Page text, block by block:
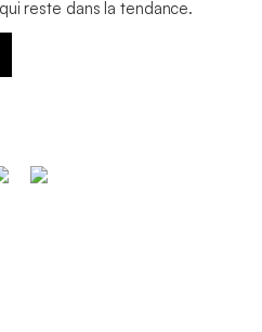
reste dans la tendance.